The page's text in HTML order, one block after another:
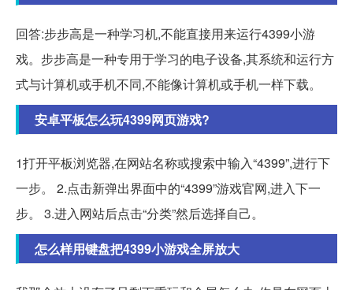
回答:步步高是一种学习机,不能直接用来运行4399小游
戏。步步高是一种专用于学习的电子设备,其系统和运行方
式与计算机或手机不同,不能像计算机或手机一样下载。
安卓平板怎么玩4399网页游戏?
1打开平板浏览器,在网站名称或搜索中输入“4399”,进行下
一步。 2.点击新弹出界面中的“4399”游戏官网,进入下一
步。 3.进入网站后点击“分类”然后选择自己。
怎么样用键盘把4399小游戏全屏放大